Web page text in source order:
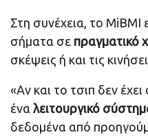
Στη συνέχεια, το MiBMI
σήματα σε πραγματικό
σκέψεις ή και τις
«Αν και το τσιπ δεν
ένα λειτουργικό
δεδομένα από